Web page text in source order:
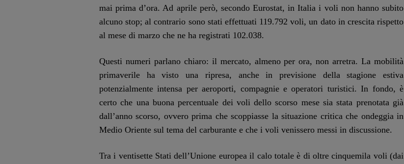
mai prima d’ora. Ad aprile però, secondo Eurostat, in Italia i voli non hanno subito
alcuno stop; al contrario sono stati effettuati 119.792 voli, un dato in crescita rispetto
al mese di marzo che ne ha registrati 102.038.
Questi numeri parlano chiaro: il mercato, almeno per ora, non arretra. La mobilità
primaverile ha visto una ripresa, anche in previsione della stagione estiva
potenzialmente intensa per aeroporti, compagnie e operatori turistici. In fondo, è
certo che una buona percentuale dei voli dello scorso mese sia stata prenotata già
dall’anno scorso, ovvero prima che scoppiasse la situazione critica che ondeggia in
Medio Oriente sul tema del carburante e che i voli venissero messi in discussione.
Tra i ventisette Stati dell’Unione europea il calo totale è di oltre cinquemila voli (dai